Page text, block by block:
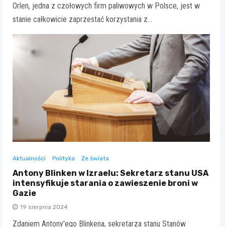
Orlen, jedna z czołowych firm paliwowych w Polsce, jest w
stanie całkowicie zaprzestać korzystania z…
Aktualności Polityka Ze świata
Antony Blinken w Izraelu: Sekretarz stanu USA
intensyfikuje starania o zawieszenie broni w
Gazie
19 sierpnia 2024
Zdaniem Antony'ego Blinkena, sekretarza stanu Stanów